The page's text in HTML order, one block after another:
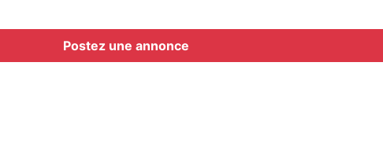
Postez une annonce